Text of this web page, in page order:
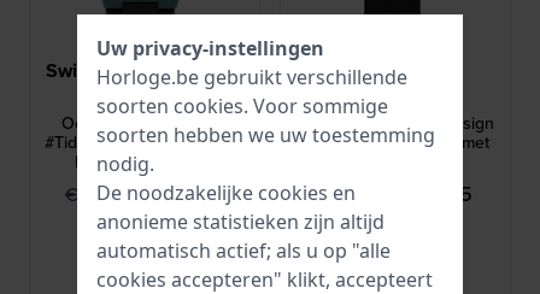
Swiss Military Hanowa
SMWGN0001185
Ocean Pioneer 45 mm
#Tide Ocean Plastic quartz
horloge met datum
€ 299,- € 199,95
● Op voorraad
Vergelijk
Jacob Jensen
JJ274
Strata 41 mm Zwart Design
quartz herenhorloge met
€ 219,- € 129,95
● Op voorraad
Vergelijk
Uw privacy-instellingen
Horloge.be gebruikt verschillende
soorten cookies. Voor sommige
soorten hebben we uw toestemming
nodig.
De noodzakelijke cookies en
anonieme statistieken zijn altijd
automatisch actief; als u op "alle
cookies accepteren" klikt, accepteert